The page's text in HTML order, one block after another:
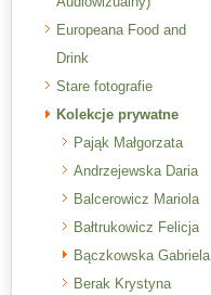
Europeana Food and
Drink
Stare fotografie
Kolekcje prywatne
Pająk Małgorzata
Andrzejewska Daria
Balcerowicz Mariola
Bałtrukowicz Felicja
Bączkowska Gabriela
Berak Krystyna